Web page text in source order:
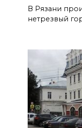
В Рязани
нетрезвый